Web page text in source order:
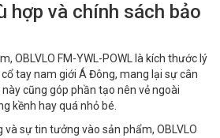
hợp và chính sách bảo
OBLVLO FM-YWL-POWL là kích thước lý
tay nam giới Á Đông, mang lại sự cân
cũng góp phần tạo nên vẻ ngoài
kềnh hay quá nhỏ bé.
sự tin tưởng vào sản phẩm, OBLVLO